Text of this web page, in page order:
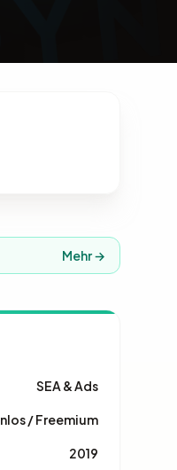
Mehr →
SEA & Ads
/ Freemium
2019